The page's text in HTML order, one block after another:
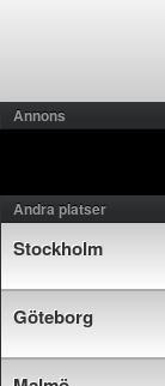
Annons
Andra platser
Stockholm
Göteborg